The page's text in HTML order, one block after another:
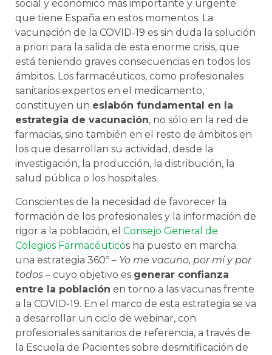
social y económico más importante y urgente
que tiene España en estos momentos. La
vacunación de la COVID-19 es sin duda la solución
a priori para la salida de esta enorme crisis, que
está teniendo graves consecuencias en todos los
ámbitos. Los farmacéuticos, como profesionales
sanitarios expertos en el medicamento,
constituyen un eslabón fundamental en la
estrategia de vacunación, no sólo en la red de
farmacias, sino también en el resto de ámbitos en
los que desarrollan su actividad, desde la
investigación, la producción, la distribución, la
salud pública o los hospitales.
Conscientes de la necesidad de favorecer la
formación de los profesionales y la información de
rigor a la población, el Consejo General de
Colegios Farmacéuticos ha puesto en marcha
una estrategia 360º – Yo me vacuno, por mí y por
todos – cuyo objetivo es generar confianza
entre la población en torno a las vacunas frente
a la COVID-19. En el marco de esta estrategia se va
a desarrollar un ciclo de webinar, con
profesionales sanitarios de referencia, a través de
la Escuela de Pacientes sobre desmitificación de